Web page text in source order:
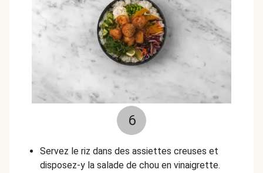
6
Servez le riz dans des assiettes creuses et
disposez-y la salade de chou en vinaigrette.